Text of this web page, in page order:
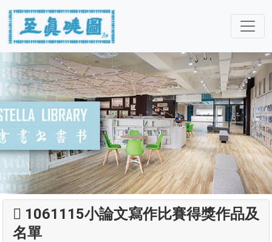
1061115小論文寫作比賽得獎作品及
名單